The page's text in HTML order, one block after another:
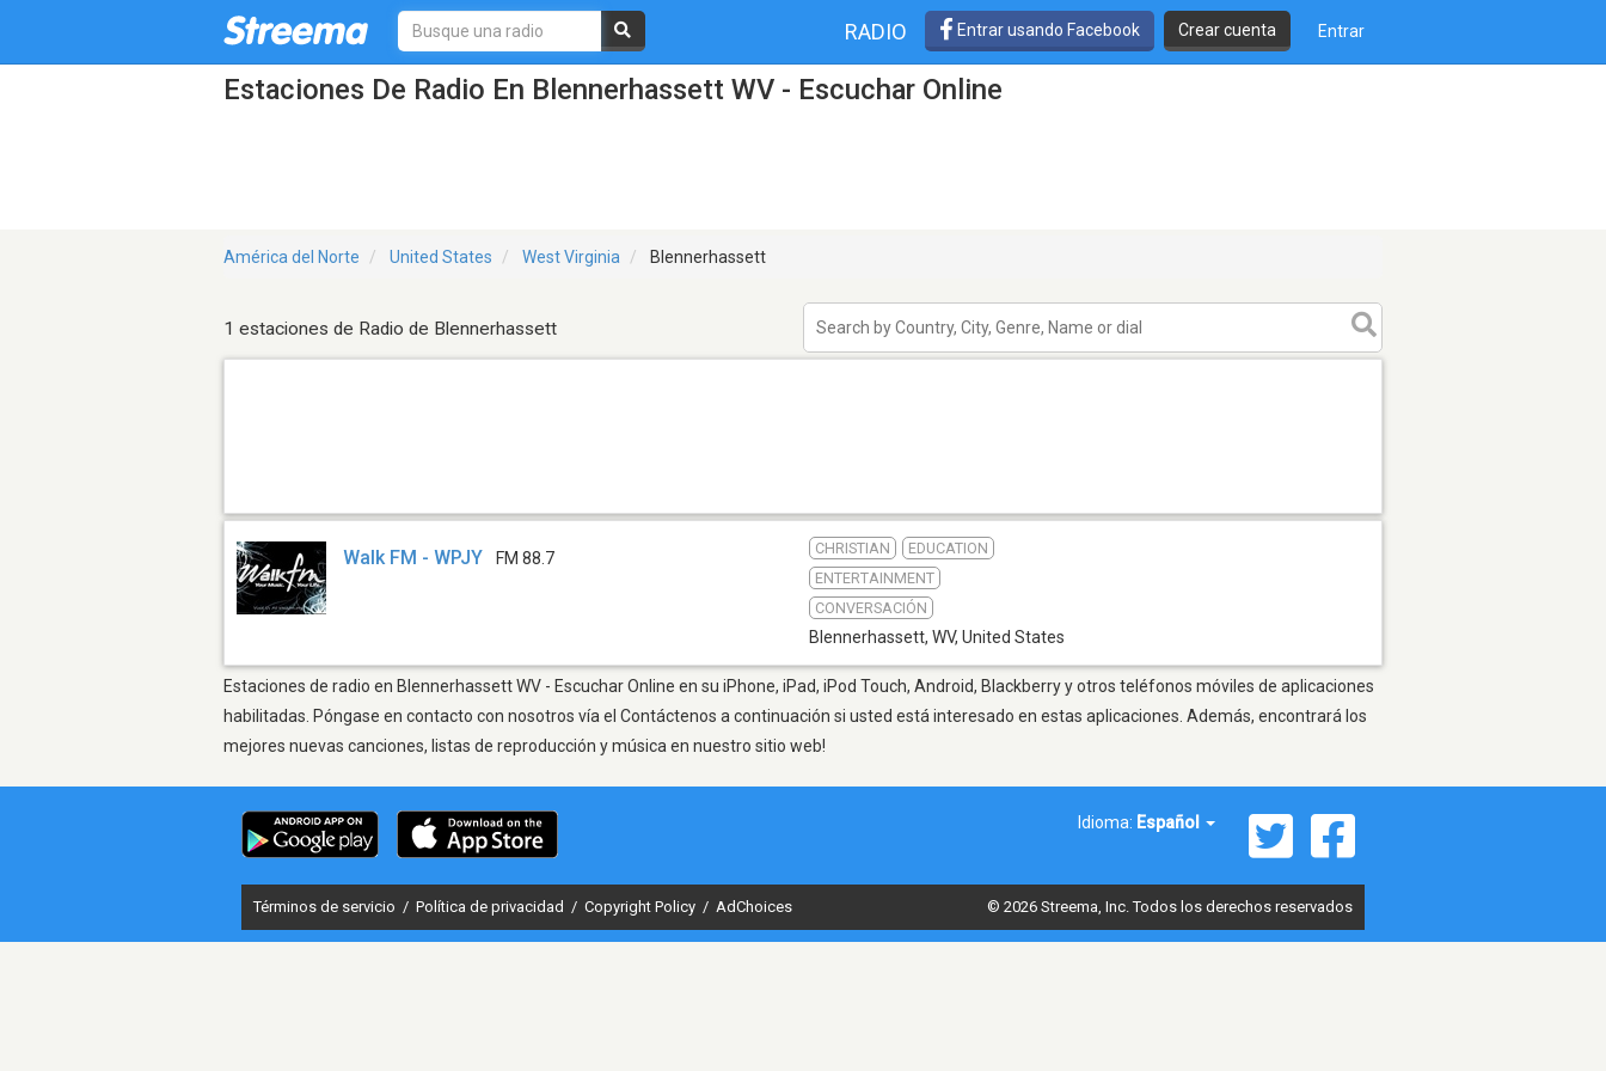
RADIO Entrar usando Facebook Crear cuenta Entrar
Estaciones De Radio En Blennerhassett WV - Escuchar Online
América del Norte United States West Virginia Blennerhassett
1 estaciones de Radio de Blennerhassett
Walk FM - WPJY FM 88.7
CHRISTIAN
EDUCATION
ENTERTAINMENT
CONVERSACIÓN
Blennerhassett, WV, United States
Estaciones de radio en Blennerhassett WV - Escuchar Online en su iPhone, iPad, iPod Touch, Android, Blackberry y otros teléfonos móviles de aplicaciones
habilitadas. Póngase en contacto con nosotros vía el Contáctenos a continuación si usted está interesado en estas aplicaciones. Además, encontrará los
mejores nuevas canciones, listas de reproducción y música en nuestro sitio web!
Idioma: Español
Términos de servicio / Política de privacidad / Copyright Policy / AdChoices © 2026 Streema, Inc. Todos los derechos reservados